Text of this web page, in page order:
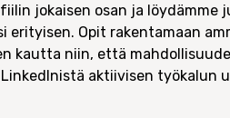
jokaisen osan ja
erityisen. Opit rakentamaan
kautta niin, että
aktiivisen työkalun